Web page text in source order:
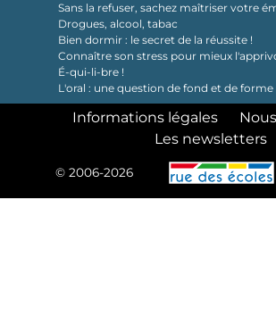
Sans la refuser, sachez maîtriser votre
Drogues, alcool, tabac
Bien dormir : le secret de la réussite !
Connaître son stress pour mieux
É-qui-li-bre !
L'oral : une question de fond et de forme
Informations légales
Les newsletters
© 2006-2026